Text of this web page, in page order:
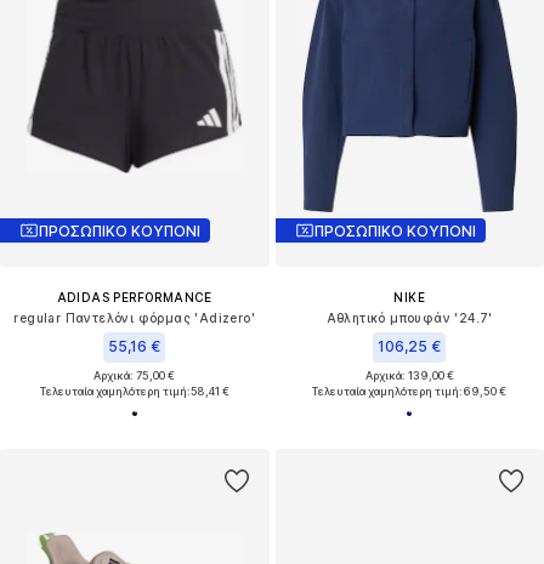
ΠΡΟΣΩΠΙΚΟ ΚΟΥΠΟΝΙ
ADIDAS PERFORMANCE
regular Παντελόνι φόρμας 'Adizero'
55,16 €
Αρχικά: 75,00 €
Τελευταία χαμηλότερη τιμή:58,41 €
ΠΡΟΣΩΠΙΚΟ ΚΟΥΠΟΝΙ
NIKE
Αθλητικό μπουφάν '24.7'
106,25 €
Αρχικά: 139,00 €
Τελευταία χαμηλότερη τιμή:69,50 €